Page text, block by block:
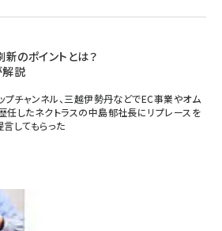
のポイントとは？
解説
プチャンネル、三越伊勢丹などでEC事業やオム
任したネクトラスの中島郁社長にリプレースを
してもらった